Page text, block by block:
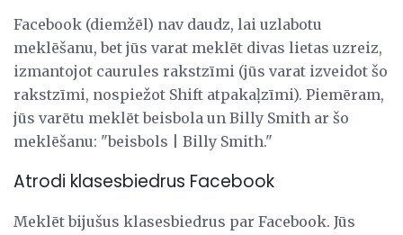
Facebook (diemžēl) nav daudz, lai uzlabotu
meklēšanu, bet jūs varat meklēt divas lietas uzreiz,
izmantojot caurules rakstzīmi (jūs varat izveidot šo
rakstzīmi, nospiežot Shift atpakaļzīmi). Piemēram,
jūs varētu meklēt beisbola un Billy Smith ar šo
meklēšanu: "beisbols | Billy Smith."
Atrodi klasesbiedrus Facebook
Meklēt bijušus klasesbiedrus par Facebook. Jūs